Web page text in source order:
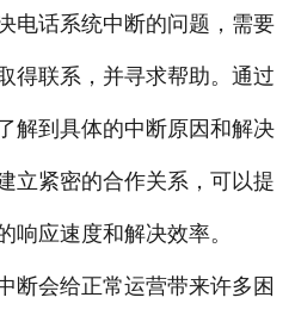
电话系统中断的问题，需要
得联系，并寻求帮助。通过
解到具体的中断原因和解决
立紧密的合作关系，可以提
响应速度和解决效率。
断会给正常运营带来许多困